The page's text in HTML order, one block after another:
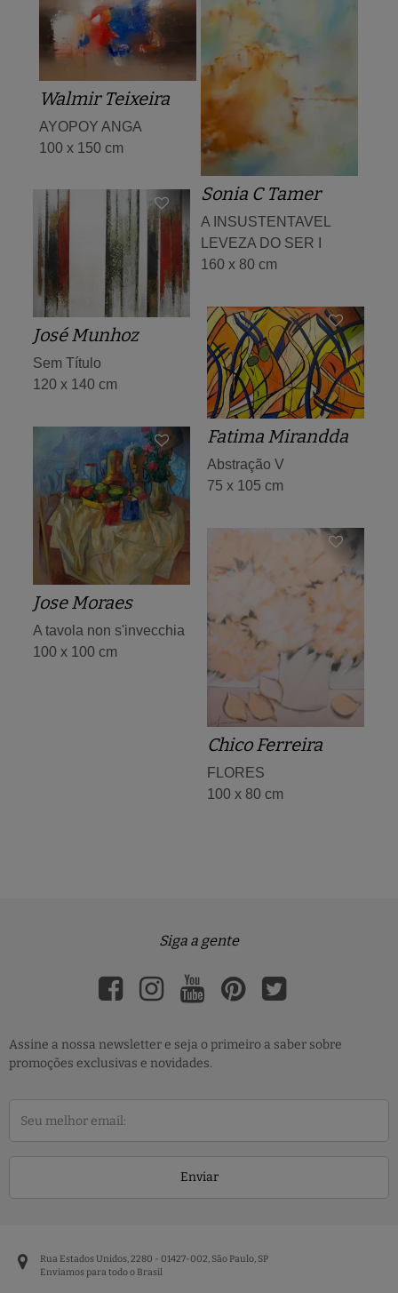
Sonia C Tamer
A INSUSTENTAVEL
LEVEZA DO SER I
160 x 80 cm
Walmir Teixeira
AYOPOY ANGA
100 x 150 cm
José Munhoz
Sem Título
120 x 140 cm
Fatima Mirandda
Abstração V
75 x 105 cm
Jose Moraes
A tavola non s'invecchia
100 x 100 cm
Chico Ferreira
FLORES
100 x 80 cm
Siga a gente
Assine a nossa newsletter e seja o primeiro a saber sobre
promoções exclusivas e novidades.
Enviar
Rua Estados Unidos, 2280 - 01427-002, São Paulo, SP
Enviamos para todo o Brasil